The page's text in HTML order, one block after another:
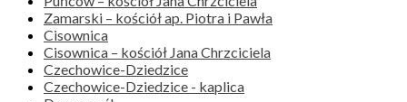
Zamarski – kościół ap. Piotra i Pawła
Cisownica
Cisownica – kościół Jana Chrzciciela
Czechowice-Dziedzice
Czechowice-Dziedzice - kaplica